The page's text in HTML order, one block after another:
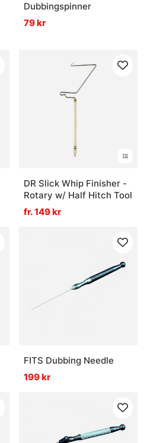
Dubbingspinner
79 kr
DR Slick Whip Finisher -
Rotary w/ Half Hitch Tool
fr. 149 kr
FITS Dubbing Needle
199 kr